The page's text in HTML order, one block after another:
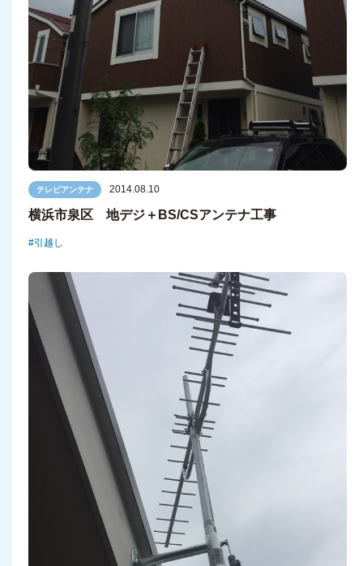
テレビアンテナ 2014.08.10
横浜市泉区 地デジ＋BS/CSアンテナ工事
引越し